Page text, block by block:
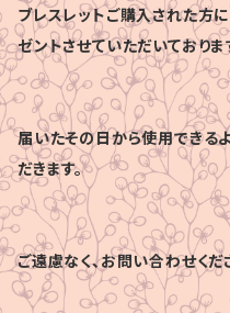
ブレスレットご購入された方
ゼントさせていただいておりま
届いたその日から使用できる
だきます。
ご遠慮なく、お問い合わせくだ